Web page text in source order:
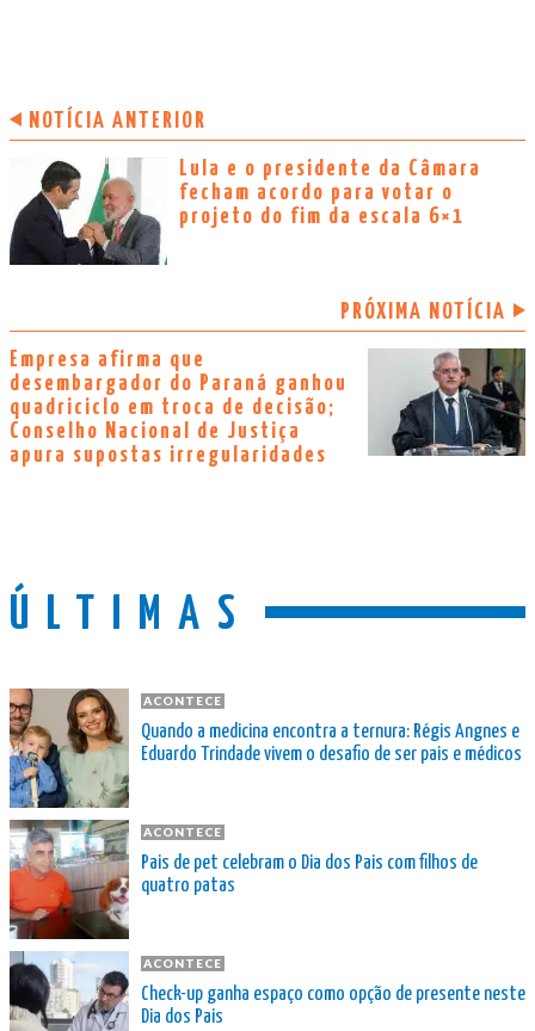
NOTÍCIA ANTERIOR
Lula e o presidente da Câmara
fecham acordo para votar o
projeto do fim da escala 6×1
PRÓXIMA NOTÍCIA
Empresa afirma que
desembargador do Paraná ganhou
quadriciclo em troca de decisão;
Conselho Nacional de Justiça
apura supostas irregularidades
ÚLTIMAS
ACONTECE
Quando a medicina encontra a ternura: Régis Angnes e
Eduardo Trindade vivem o desafio de ser pais e médicos
ACONTECE
Pais de pet celebram o Dia dos Pais com filhos de
quatro patas
ACONTECE
Check-up ganha espaço como opção de presente neste
Dia dos Pais